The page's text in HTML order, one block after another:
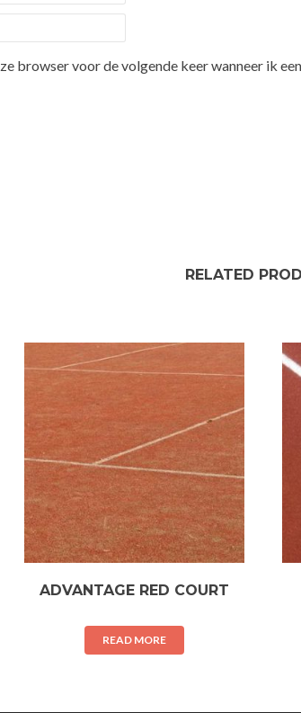
browser voor de volgende keer wanneer ik
RELATED
ADVANTAGE RED COURT
READ MORE